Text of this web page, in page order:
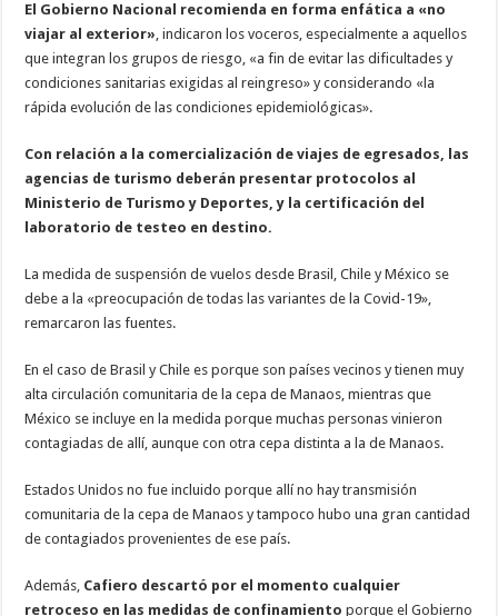
El Gobierno Nacional recomienda en forma enfática a «no
viajar al exterior», indicaron los voceros, especialmente a aquellos
que integran los grupos de riesgo, «a fin de evitar las dificultades y
condiciones sanitarias exigidas al reingreso» y considerando «la
rápida evolución de las condiciones epidemiológicas».
Con relación a la comercialización de viajes de egresados, las
agencias de turismo deberán presentar protocolos al
Ministerio de Turismo y Deportes, y la certificación del
laboratorio de testeo en destino.
La medida de suspensión de vuelos desde Brasil, Chile y México se
debe a la «preocupación de todas las variantes de la Covid-19»,
remarcaron las fuentes.
En el caso de Brasil y Chile es porque son países vecinos y tienen muy
alta circulación comunitaria de la cepa de Manaos, mientras que
México se incluye en la medida porque muchas personas vinieron
contagiadas de allí, aunque con otra cepa distinta a la de Manaos.
Estados Unidos no fue incluido porque allí no hay transmisión
comunitaria de la cepa de Manaos y tampoco hubo una gran cantidad
de contagiados provenientes de ese país.
Además, Cafiero descartó por el momento cualquier
retroceso en las medidas de confinamientoporque el Gobierno